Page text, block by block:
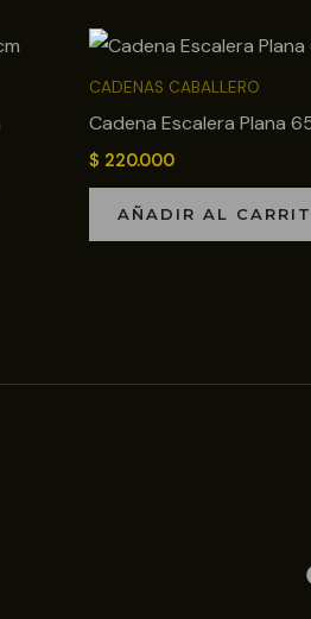
CADENAS CABALLERO
Cadena Escalera Plana
$ 220.000
AÑADIR AL